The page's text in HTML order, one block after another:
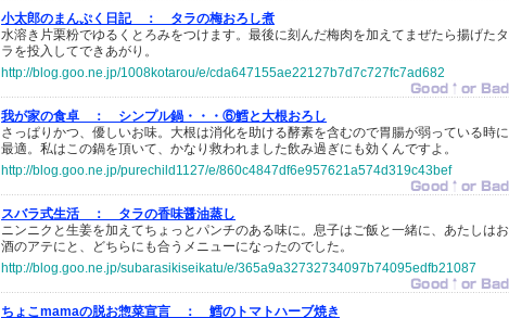
小太郎のまんぷく日記 ：
タラの梅おろし煮
水溶き片栗粉でゆるくとろみをつけます。最後に刻んだ梅肉を加えてまぜたら揚げたタ
ラを投入してできあがり。
http://blog.goo.ne.jp/1008kotarou/e/cda647155ae22127b7d7c727fc7ad682
我が家の食卓 ：
シンプル鍋・・・⑥鱈と大根おろし
さっぱりかつ、優しいお味。大根は消化を助ける酵素を含むので胃腸が弱っている時に
最適。私はこの鍋を頂いて、かなり救われました飲み過ぎにも効くんですよ。
http://blog.goo.ne.jp/purechild1127/e/860c4847df6e957621a574d319c43bef
スバラ式生活 ：
タラの香味醤油蒸し
ニンニクと生姜を加えてちょっとパンチのある味に。息子はご飯と一緒に、あたしはお
酒のアテにと、どちらにも合うメニューになったのでした。
http://blog.goo.ne.jp/subarasikiseikatu/e/365a9a32732734097b74095edfb21087
ちょこmamaの脱お惣菜宣言 ： 鱈のトマトハーブ焼き